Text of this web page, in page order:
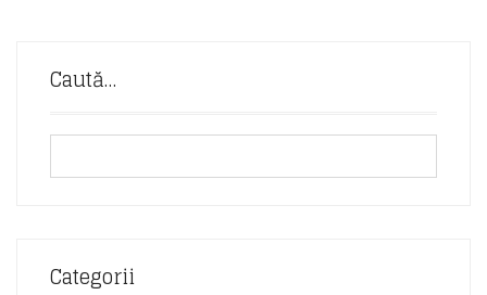
Caută…
Categorii